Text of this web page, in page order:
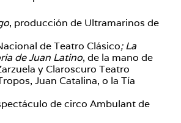
, producción de Ultramarinos de
de Teatro Clásico; La
de Juan Latino, de la mano de
y Claroscuro Teatro
Juan Catalina, o la Tía
de circo Ambulant de